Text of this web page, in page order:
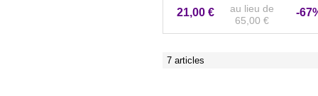
21,00 €
au lieu de
65,00 €
-
7 articles